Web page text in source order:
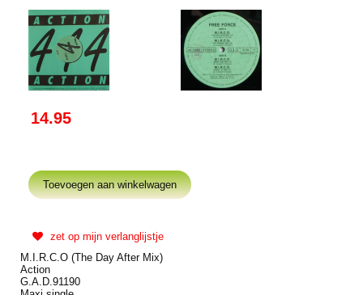
14.95
zet op mijn verlanglijstje
M.I.R.C.O (The Day After Mix)
Action
G.A.D.91190